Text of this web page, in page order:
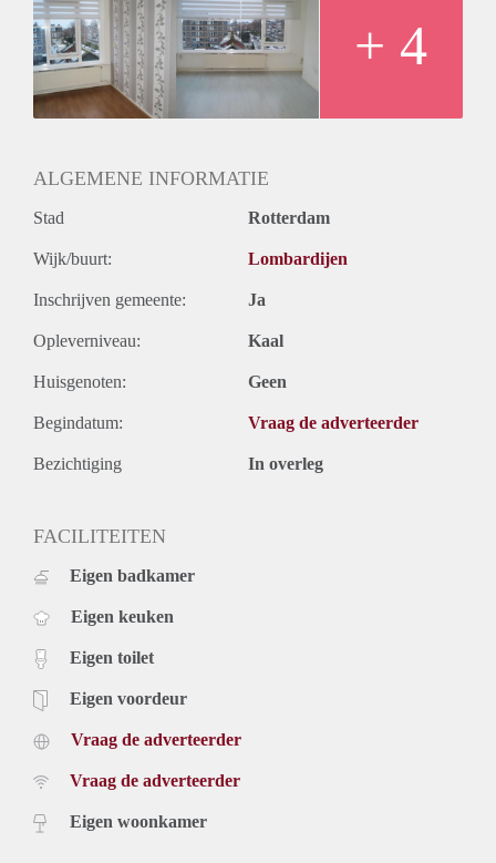
+ 4
ALGEMENE INFORMATIE
Stad Rotterdam
Wijk/buurt: Lombardijen
Inschrijven gemeente: Ja
Opleverniveau: Kaal
Huisgenoten: Geen
Begindatum: Vraag de adverteerder
Bezichtiging In overleg
FACILITEITEN
Eigen badkamer
Eigen keuken
Eigen toilet
Eigen voordeur
Vraag de adverteerder
Vraag de adverteerder
Eigen woonkamer